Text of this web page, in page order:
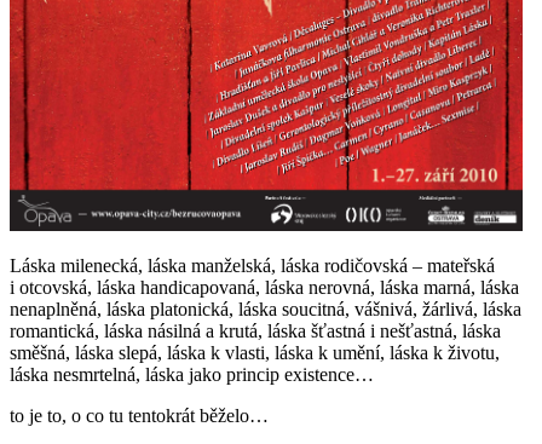
Láska milenecká, láska manželská, láska rodičovská – mateřská
i otcovská, láska handicapovaná, láska nerovná, láska marná, láska
nenaplněná, láska platonická, láska soucitná, vášnivá, žárlivá, láska
romantická, láska násilná a krutá, láska šťastná i nešťastná, láska
směšná, láska slepá, láska k vlasti, láska k umění, láska k životu,
láska nesmrtelná, láska jako princip existence…
to je to, o co tu tentokrát běželo…